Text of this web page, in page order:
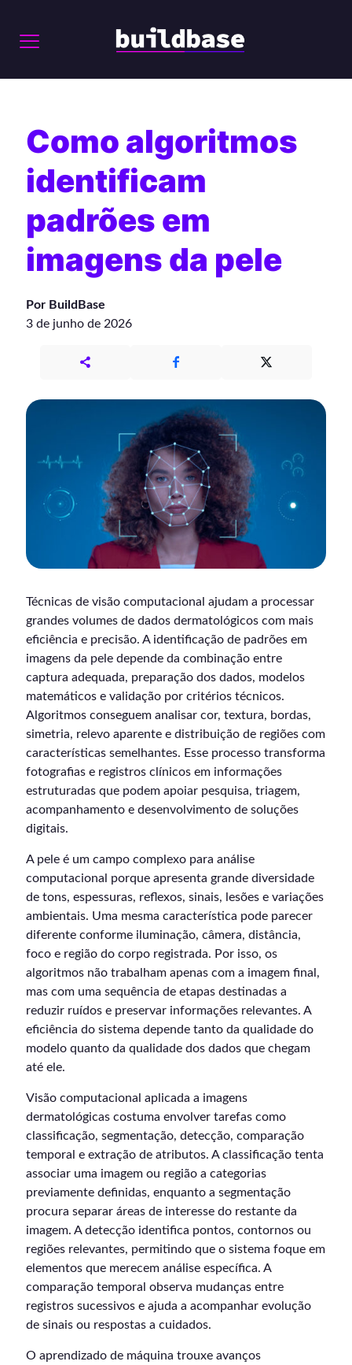
Como algoritmos
identificam
padrões em
imagens da pele
Por BuildBase
3 de junho de 2026
Técnicas de visão computacional ajudam a processar
grandes volumes de dados dermatológicos com mais
eficiência e precisão. A identificação de padrões em
imagens da pele depende da combinação entre
captura adequada, preparação dos dados, modelos
matemáticos e validação por critérios técnicos.
Algoritmos conseguem analisar cor, textura, bordas,
simetria, relevo aparente e distribuição de regiões com
características semelhantes. Esse processo transforma
fotografias e registros clínicos em informações
estruturadas que podem apoiar pesquisa, triagem,
acompanhamento e desenvolvimento de soluções
digitais.
A pele é um campo complexo para análise
computacional porque apresenta grande diversidade
de tons, espessuras, reflexos, sinais, lesões e variações
ambientais. Uma mesma característica pode parecer
diferente conforme iluminação, câmera, distância,
foco e região do corpo registrada. Por isso, os
algoritmos não trabalham apenas com a imagem final,
mas com uma sequência de etapas destinadas a
reduzir ruídos e preservar informações relevantes. A
eficiência do sistema depende tanto da qualidade do
modelo quanto da qualidade dos dados que chegam
até ele.
Visão computacional aplicada a imagens
dermatológicas costuma envolver tarefas como
classificação, segmentação, detecção, comparação
temporal e extração de atributos. A classificação tenta
associar uma imagem ou região a categorias
previamente definidas, enquanto a segmentação
procura separar áreas de interesse do restante da
imagem. A detecção identifica pontos, contornos ou
regiões relevantes, permitindo que o sistema foque em
elementos que merecem análise específica. A
comparação temporal observa mudanças entre
registros sucessivos e ajuda a acompanhar evolução
de sinais ou respostas a cuidados.
O aprendizado de máquina trouxe avanços